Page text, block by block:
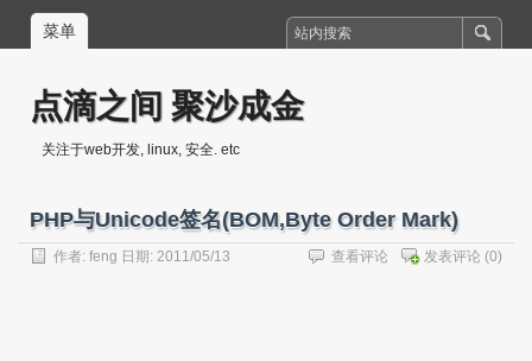
菜单
点滴之间 聚沙成金
关注于web开发, linux, 安全. etc
PHP与Unicode签名(BOM,Byte Order Mark)
作者: feng 日期: 2011/05/13 发表评论 (0)
查看评论